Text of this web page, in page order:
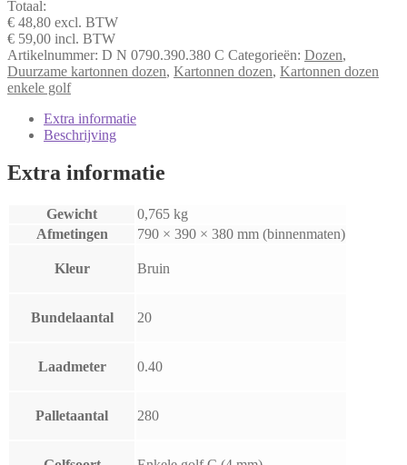
aantal
Totaal:
€ 48,80 excl. BTW
€ 59,00 incl. BTW
Artikelnummer: D N 0790.390.380 C Categorieën: Dozen,
Duurzame kartonnen dozen, Kartonnen dozen, Kartonnen dozen
enkele golf
Extra informatie
Beschrijving
Extra informatie
Gewicht
0,765 kg
Afmetingen
790 × 390 × 380 mm (binnenmaten)
Kleur Bruin
Bundelaantal 20
Laadmeter 0.40
Palletaantal 280